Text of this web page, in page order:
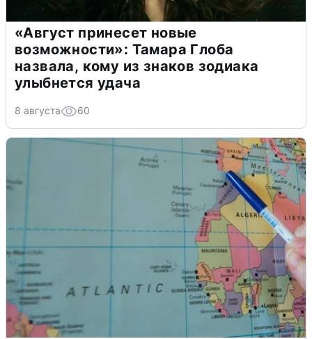
«Август принесет новые
возможности»: Тамара Глоба
назвала, кому из знаков зодиака
улыбнется удача
8 августа 60